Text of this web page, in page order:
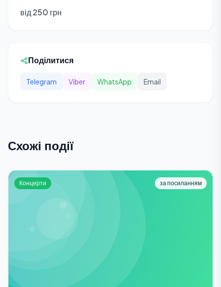
від 250 грн
Поділитися
Telegram Viber WhatsApp Email
Схожі події
Концерти за посиланням